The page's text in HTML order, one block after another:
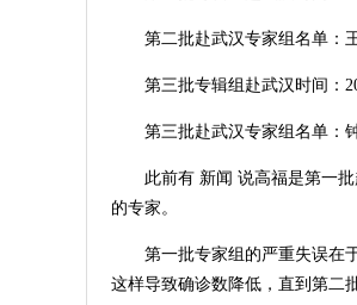
第二批赴武汉专家组名单：
第三批专辑组赴武汉时间：
第三批赴武汉专家组名单：
此前有 新闻 说高福是第一
的专家。
第一批专家组的严重失误在
这样导致确诊数降低，直到第二